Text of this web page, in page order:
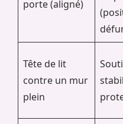
porte (aligné)
Tête de lit
contre un mur
plein